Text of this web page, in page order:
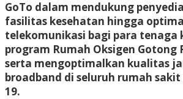
GoTo dalam mendukung
fasilitas kesehatan hingga
telekomunikasi bagi para tenaga
program Rumah Oksigen Gotong
serta mengoptimalkan kualitas
broadband di seluruh rumah
19.